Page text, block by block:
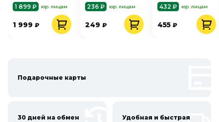
3000Вт 220В
S11501003
1 899 ₽ юр. лицам
1 999 ₽
S06701005
236 ₽ юр. лицам
249 ₽
SKYWAY S06701013
432 ₽ юр. лицам
455 ₽
Подарочные карты
30 дней на обмен
Удобная и быстрая